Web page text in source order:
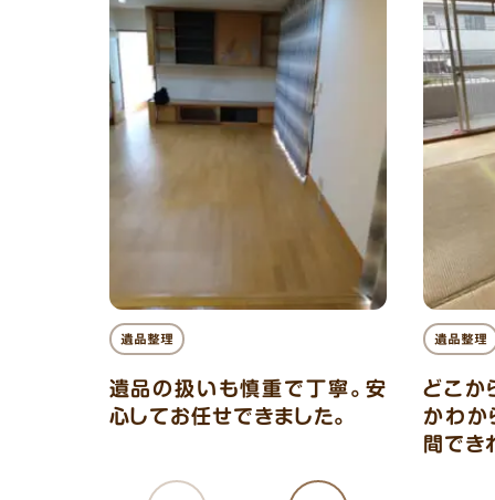
遺品整理
遺品の扱いも慎重で丁寧。安
心してお任せできました。
遺品整理
どこか
かわか
間でき